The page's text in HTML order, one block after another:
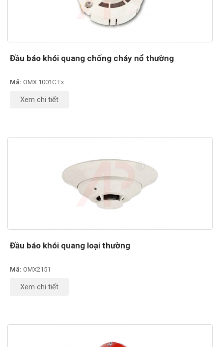
Đầu báo khói quang chống cháy nổ thường
Mã: OMX 1001C Ex
Xem chi tiết
Đầu báo khói quang loại thường
Mã: OMX2151
Xem chi tiết